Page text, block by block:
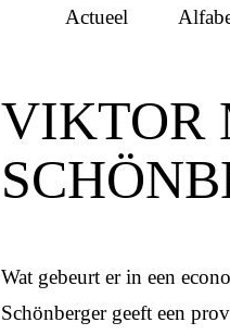
Actueel
VIKTOR
Wat gebeurt er in een
Schönberger geeft een